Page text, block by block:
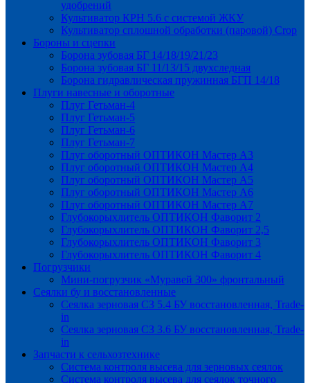
удобрений
Культиватор КРН 5.6 с системой ЖКУ
Культиватор сплошной обработки (паровой) Crop
Бороны и сцепки
Борона зубовая БГ 14/18/19/21/23
Борона зубовая БГ 11/13/15 двухследная
Борона гидравлическая пружинная БГП 14/18
Плуги навесные и оборотные
Плуг Гетьман-4
Плуг Гетьман-5
Плуг Гетьман-6
Плуг Гетьман-7
Плуг оборотный ОПТИКОН Мастер А3
Плуг оборотный ОПТИКОН Мастер А4
Плуг оборотный ОПТИКОН Мастер А5
Плуг оборотный ОПТИКОН Мастер А6
Плуг оборотный ОПТИКОН Мастер А7
Глубокорыхлитель ОПТИКОН Фаворит 2
Глубокорыхлитель ОПТИКОН Фаворит 2,5
Глубокорыхлитель ОПТИКОН Фаворит 3
Глубокорыхлитель ОПТИКОН Фаворит 4
Погрузчики
Мини-погрузчик «Муравей 300» фронтальный
Сеялки бу и восстановленные
Сеялка зерновая СЗ 5.4 БУ восстановленная, Trade-
in
Сеялка зерновая СЗ 3.6 БУ восстановленная, Trade-
in
Запчасти к сельхозтехнике
Система контроля высева для зерновых сеялок
Система контроля высева для сеялок точного